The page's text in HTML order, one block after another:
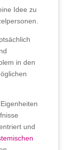
Idee zu
in den
und